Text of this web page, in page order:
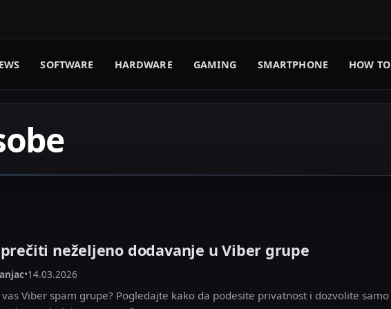
SOFTWARE HARDWARE GAMING SMARTPHONE HOW TO
neželjeno dodavanje u Viber grupe
•14.03.2026
Viber spam grupe? Pogledajte kako da podesite privatnost i dozvolite samo